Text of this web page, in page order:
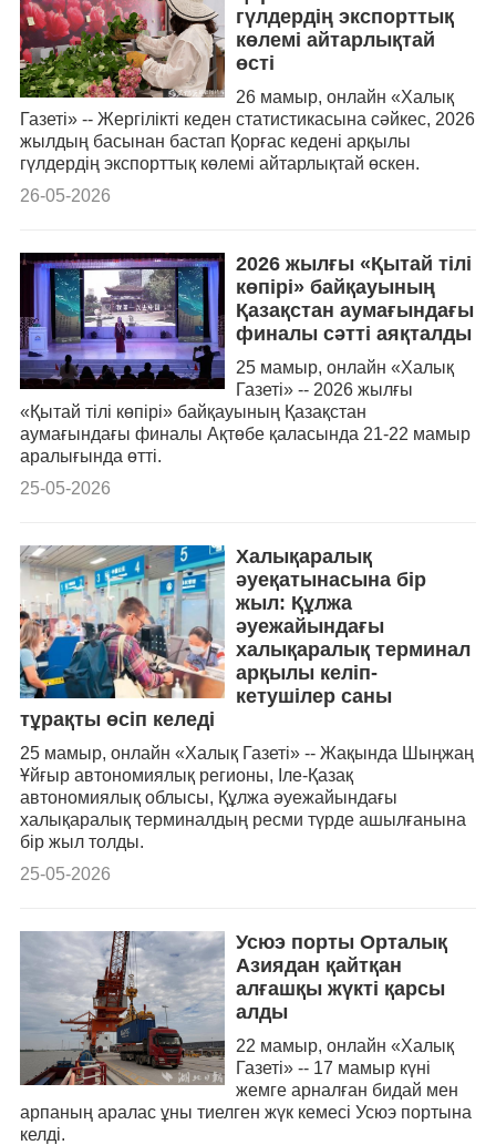
гүлдердің экспорттық
көлемі айтарлықтай
өсті
26 мамыр, онлайн «Халық
Газеті» -- Жергілікті кеден статистикасына сәйкес, 2026
жылдың басынан бастап Қорғас кедені арқылы
гүлдердің экспорттық көлемі айтарлықтай өскен.
26-05-2026
2026 жылғы «Қытай тілі
көпірі» байқауының
Қазақстан аумағындағы
финалы сәтті аяқталды
25 мамыр, онлайн «Халық
Газеті» -- 2026 жылғы
«Қытай тілі көпірі» байқауының Қазақстан
аумағындағы финалы Ақтөбе қаласында 21-22 мамыр
аралығында өтті.
25-05-2026
Халықаралық
әуеқатынасына бір
жыл: Құлжа
әуежайындағы
халықаралық терминал
арқылы келіп-
кетушілер саны
тұрақты өсіп келеді
25 мамыр, онлайн «Халық Газеті» -- Жақында Шыңжаң
Ұйғыр автономиялық регионы, Іле-Қазақ
автономиялық облысы, Құлжа әуежайындағы
халықаралық терминалдың ресми түрде ашылғанына
бір жыл толды.
25-05-2026
Усюэ порты Орталық
Азиядан қайтқан
алғашқы жүкті қарсы
алды
22 мамыр, онлайн «Халық
Газеті» -- 17 мамыр күні
жемге арналған бидай мен
арпаның аралас ұны тиелген жүк кемесі Усюэ портына
келді.